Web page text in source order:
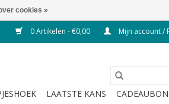
0 Artikelen - €0,00 Mijn account /
LAATSTE KANS
cookies »